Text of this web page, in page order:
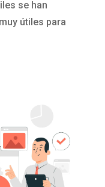
se han
útiles para